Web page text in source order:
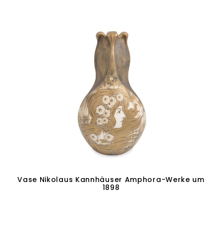
Vase Nikolaus Kannhäuser Amphora-Werke um
1898